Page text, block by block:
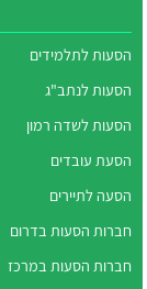
הסעות לתלמידים
הסעות לנתב"ג
הסעות לשדה רמון
הסעת עובדים
הסעה לתיירים
חברות הסעות בדרום
חברות הסעות במרכז